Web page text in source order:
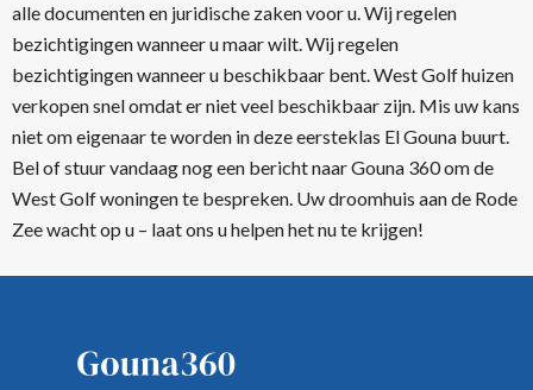
alle documenten en juridische zaken voor u. Wij regelen
bezichtigingen wanneer u maar wilt. Wij regelen
bezichtigingen wanneer u beschikbaar bent. West Golf huizen
verkopen snel omdat er niet veel beschikbaar zijn. Mis uw kans
niet om eigenaar te worden in deze eersteklas El Gouna buurt.
Bel of stuur vandaag nog een bericht naar Gouna 360 om de
West Golf woningen te bespreken. Uw droomhuis aan de Rode
Zee wacht op u – laat ons u helpen het nu te krijgen!